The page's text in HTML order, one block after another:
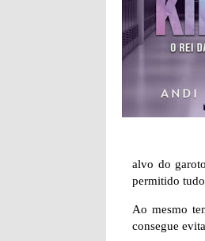
alvo do
permitido
Ao mesmo
consegue